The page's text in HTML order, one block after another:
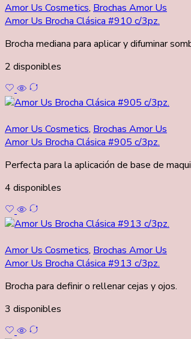
Amor Us Cosmetics, Brochas Amor Us
Amor Us Brocha Clásica #910 c/3pz.
Brocha mediana para aplicar y difuminar
2 disponibles
Amor Us Cosmetics, Brochas Amor Us
Amor Us Brocha Clásica #905 c/3pz.
Perfecta para la aplicación de base de
4 disponibles
Amor Us Cosmetics, Brochas Amor Us
Amor Us Brocha Clásica #913 c/3pz.
Brocha para definir o rellenar cejas y ojos.
3 disponibles